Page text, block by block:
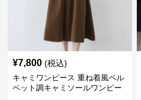
¥7,800 (税込)
キャミワンピース 重ね着風ベル
ベット調キャミソールワンピー